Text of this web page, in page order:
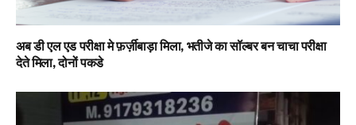
अब डी एल एड परीक्षा मे फ़र्ज़ीबाड़ा मिला, भतीजे का सॉल्बर बन चाचा परीक्षा
देते मिला, दोनों पकडे